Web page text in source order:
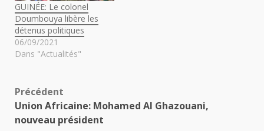
GUINÉE: Le colonel
Doumbouya libère les
détenus politiques
06/09/2021
Dans "Actualités"
Navigation
d’article
Précédent
Union Africaine: Mohamed Al Ghazouani,
nouveau président